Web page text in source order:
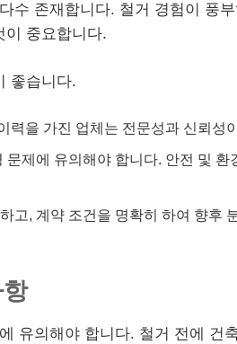
수 존재합니다. 철거 경험이 풍
이 중요합니다.
좋습니다.
력을 가진 업체는 전문성과 신뢰성
문제에 유의해야 합니다. 안전 및 환
고, 계약 조건을 명확히 하여 향후
에 유의해야 합니다. 철거 전에 건